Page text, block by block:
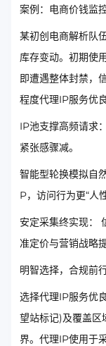
案例：电商价钱监
某初创电商解析队
库存变动。初期使
即遭遇整体封禁，
程度代理IP服务优
IP池支撑高频请求
紧张感骤减。
智能型轮换模拟自
P，访问行为更“人性
安定采集终实现：
准定价与营销战略
明智选择，合规前
选择代理IP服务优
望站标记)及覆盖区
界。代理IP使用于